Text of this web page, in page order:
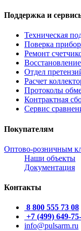
Поддержка и
Техническая
Поверка
Ремонт
Отдел
Расчет
Протоколы
Контрактная
Сервис
Покупателям
Оптово-розничным
Наши объекты
Документация
Контакты
8 800 555 73 08
+7 (499) 649-
info@pulsarm.ru